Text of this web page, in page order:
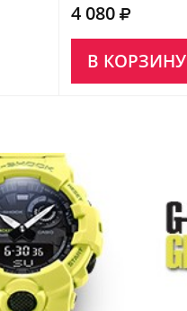
4 080
В КОРЗИНУ